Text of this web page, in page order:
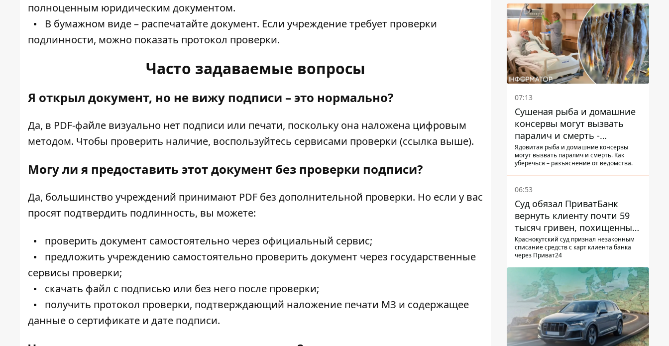
полноценным юридическим документом.
В бумажном виде – распечатайте документ. Если учреждение требует проверки
подлинности, можно показать протокол проверки.
Часто задаваемые вопросы
Я открыл документ, но не вижу подписи – это нормально?
Да, в PDF-файле визуально нет подписи или печати, поскольку она наложена цифровым
методом. Чтобы проверить наличие, воспользуйтесь сервисами проверки (ссылка выше).
Могу ли я предоставить этот документ без проверки подписи?
Да, большинство учреждений принимают PDF без дополнительной проверки. Но если у вас
просят подтвердить подлинность, вы можете:
проверить документ самостоятельно через официальный сервис;
предложить учреждению самостоятельно проверить документ через государственные
сервисы проверки;
скачать файл с подписью или без него после проверки;
получить протокол проверки, подтверждающий наложение печати МЗ и содержащее
данные о сертификате и дате подписи.
07:13
Сушеная рыба и домашние
консервы могут вызвать
паралич и смерть -
Госрыбагентство
предупреждает о ботулизме
Ядовитая рыба и домашние консервы
могут вызвать паралич и смерть. Как
уберечься – разъяснение от ведомства.
06:53
Суд обязал ПриватБанк
вернуть клиенту почти 59
тысяч гривен, похищенных
мошенниками
Краснокутский суд признал незаконным
списание средств с карт клиента банка
через Приват24